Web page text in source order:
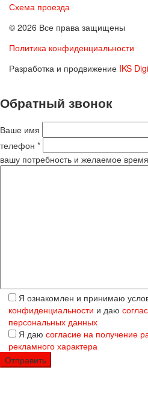
Схема проезда
© 2026 Все права защищены
Политика конфиденциальности
Разработка и продвижение IKS
Обратный звонок
Ваше имя
телефон *
вашу потребность и желаемое
Я ознакомлен и принимаю
конфиденциальности и даю
персональных данных
Я даю согласие на получение
рекламного характера